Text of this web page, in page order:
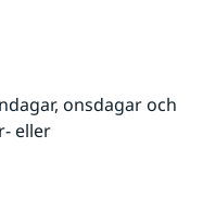
onsdagar och
eller